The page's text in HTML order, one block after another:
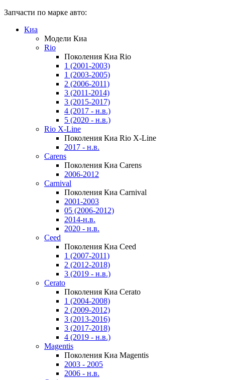
Запчасти по марке авто:
Киа
Модели Киа
Rio
Поколения Киа Rio
1 (2001-2003)
1 (2003-2005)
2 (2006-2011)
3 (2011-2014)
3 (2015-2017)
4 (2017 - н.в.)
5 (2020 - н.в.)
Rio X-Line
Поколения Киа Rio X-Line
2017 - н.в.
Carens
Поколения Киа Carens
2006-2012
Carnival
Поколения Киа Carnival
2001-2003
05 (2006-2012)
2014-н.в.
2020 - н.в.
Ceed
Поколения Киа Ceed
1 (2007-2011)
2 (2012-2018)
3 (2019 - н.в.)
Cerato
Поколения Киа Cerato
1 (2004-2008)
2 (2009-2012)
3 (2013-2016)
3 (2017-2018)
4 (2019 - н.в.)
Magentis
Поколения Киа Magentis
2003 - 2005
2006 - н.в.